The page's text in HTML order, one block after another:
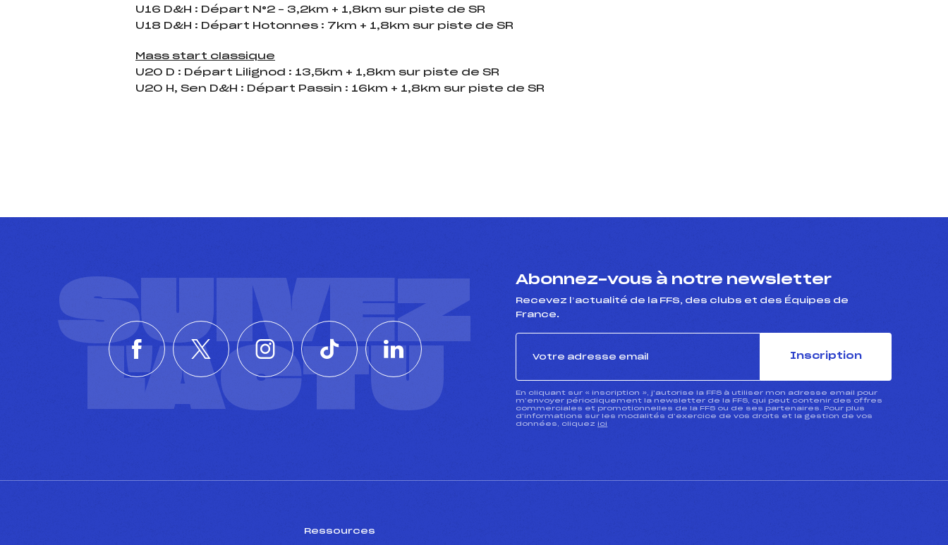
U16 D&H : Départ N°2 – 3,2km + 1,8km sur piste de SR
U18 D&H : Départ Hotonnes : 7km + 1,8km sur piste de SR
Mass start classique
U20 D : Départ Lilignod : 13,5km + 1,8km sur piste de SR
U20 H, Sen D&H : Départ Passin : 16km + 1,8km sur piste de SR
SUIVEZ
L'ACTU
Abonnez-vous à notre newsletter
Recevez l’actualité de la FFS, des clubs et des Équipes de
France.
Inscription
En cliquant sur « inscription », j’autorise la FFS à utiliser mon adresse email pour
m’envoyer périodiquement la newsletter de la FFS, qui peut contenir des offres
commerciales et promotionnelles de la FFS ou de ses partenaires. Pour plus
d’informations sur les modalités d’exercice de vos droits et la gestion de vos
données, cliquez ici
Ressources